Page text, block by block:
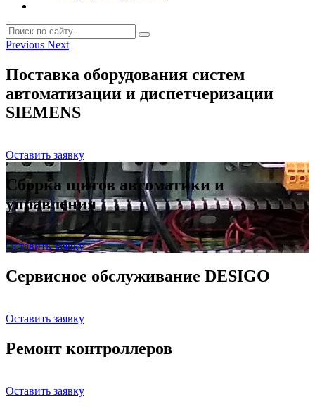
Previous Next
Поставка оборудования систем
автоматизации и диспетчеризации
SIEMENS
Оставить заявку
Сборка щитов автоматики и
управления
Оставить заявку
Сервисное обслуживание DESIGO
Оставить заявку
Ремонт контроллеров
Оставить заявку